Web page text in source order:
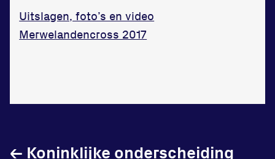
Uitslagen, foto’s en video
Merwelandencross 2017
Koninklijke onderscheiding
←